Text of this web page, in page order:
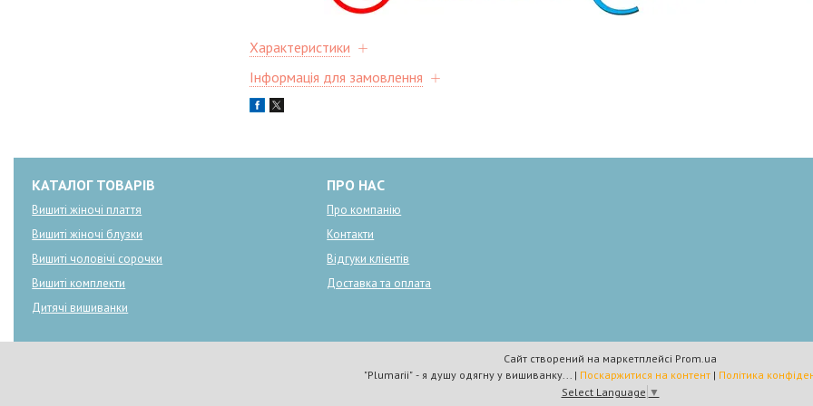
Характеристики
Інформація для замовлення
КАТАЛОГ ТОВАРІВ
Вишиті жіночі плаття
Вишиті жіночі блузки
Вишиті чоловічі сорочки
Вишиті комплекти
Дитячі вишиванки
ПРО НАС
Про компанію
Контакти
Відгуки клієнтів
Доставка та оплата
Сайт створений на маркетплейсі Prom.ua
"Plumarii" - я душу одягну у вишиванку... | Поскаржитися на контент | Політика
Select Language ▼